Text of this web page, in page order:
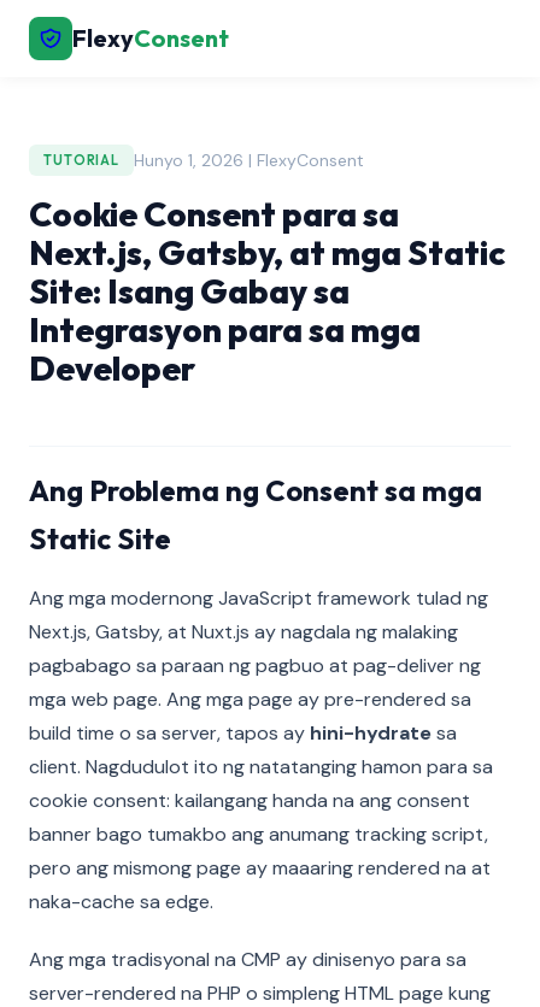
FlexyConsent
TUTORIAL Hunyo 1, 2026 | FlexyConsent
Cookie Consent para sa
Next.js, Gatsby, at mga Static
Site: Isang Gabay sa
Integrasyon para sa mga
Developer
Ang Problema ng Consent sa mga
Static Site
Ang mga modernong JavaScript framework tulad ng
Next.js, Gatsby, at Nuxt.js ay nagdala ng malaking
pagbabago sa paraan ng pagbuo at pag-deliver ng
mga web page. Ang mga page ay pre-rendered sa
build time o sa server, tapos ay hini-hydratesa
client. Nagdudulot ito ng natatanging hamon para sa
cookie consent: kailangang handa na ang consent
banner bago tumakbo ang anumang tracking script,
pero ang mismong page ay maaaring rendered na at
naka-cache sa edge.
Ang mga tradisyonal na CMP ay dinisenyo para sa
server-rendered na PHP o simpleng HTML page kung